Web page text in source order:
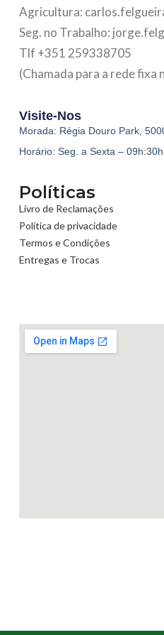
Agricultura:
Seg. no Trabalho:
Tlf +351 259338705
(Chamada para a rede fixa
Visite-Nos
Morada: Régia Douro Park,
Horário: Seg. a Sexta –
Políticas
Livro de Reclamações
Política de privacidade
Termos e Condições
Entregas e Trocas